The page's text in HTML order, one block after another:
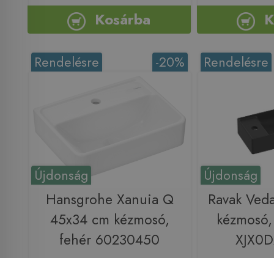
Kosárba
Újdonság
-20%
Rendelésre
Hansgrohe Xanuia Q
45x34 cm kézmosó,
fehér 60230450
Újdonság
Rendelésre
Ravak